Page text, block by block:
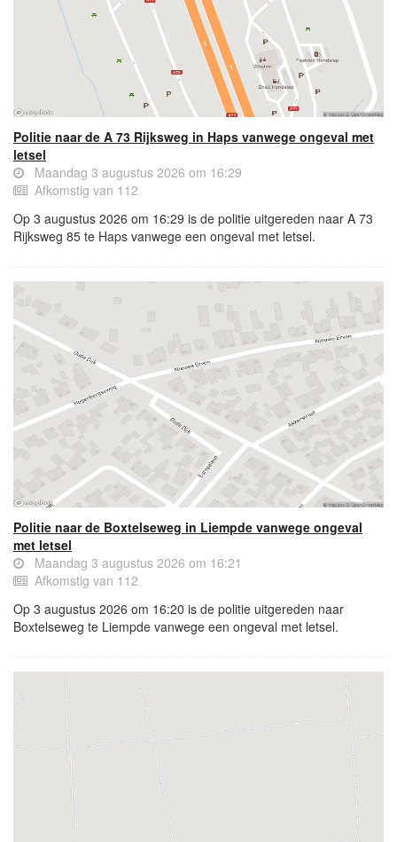
Politie naar de A 73 Rijksweg in Haps vanwege ongeval met
letsel
Maandag 3 augustus 2026 om 16:29
Afkomstig van 112
Op 3 augustus 2026 om 16:29 is de politie uitgereden naar A 73
Rijksweg 85 te Haps vanwege een ongeval met letsel.
Politie naar de Boxtelseweg in Liempde vanwege ongeval
met letsel
Maandag 3 augustus 2026 om 16:21
Afkomstig van 112
Op 3 augustus 2026 om 16:20 is de politie uitgereden naar
Boxtelseweg te Liempde vanwege een ongeval met letsel.